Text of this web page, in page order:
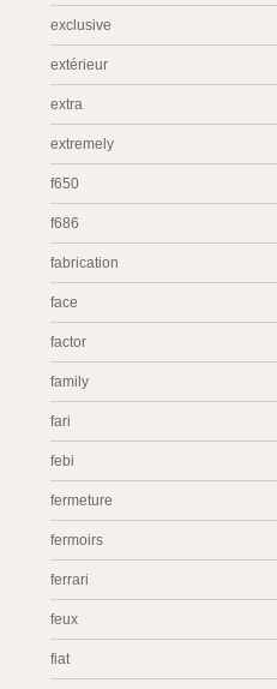
exclusive
extérieur
extra
extremely
f650
f686
fabrication
face
factor
family
fari
febi
fermeture
fermoirs
ferrari
feux
fiat